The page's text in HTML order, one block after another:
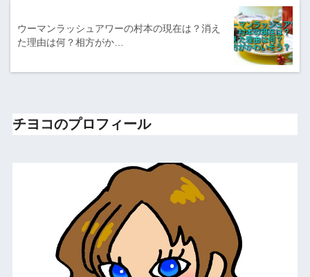
ウーマンラッシュアワーの村本の現在は？消え
た理由は何？相方がか…
チヨコのプロフィール